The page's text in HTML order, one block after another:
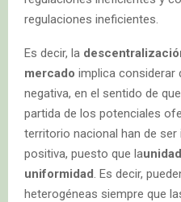
regulaciones ineficientes.
Es decir, la
mercado implica considerar
negativa, en el sentido de
partida de los potenciales
territorio nacional han de ser
positiva, puesto que la
uniformidad . Es decir,
heterogéneas siempre que